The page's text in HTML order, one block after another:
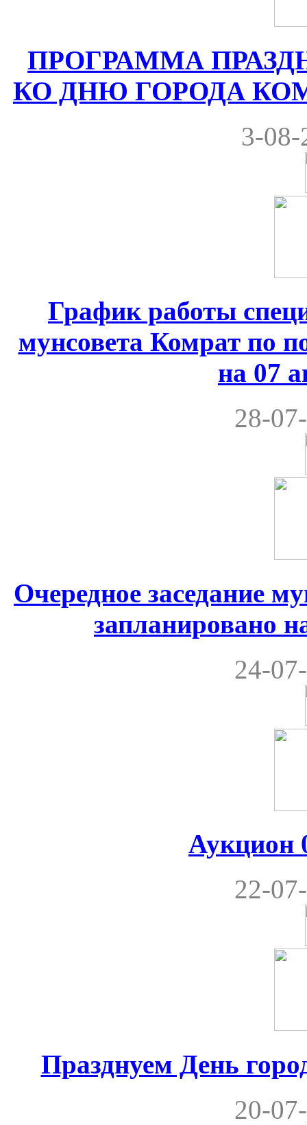
ПРОГРАММА
КО ДНЮ ГОРОДА
3-08-
График работы
мунсовета Комрат по
на 07
28-
Очередное заседание
запланировано
24-
Аукцион
22-
Празднуем День
20-